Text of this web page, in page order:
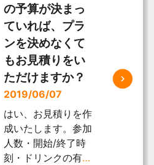
の予算が決まっ
ていれば、プラ
ンを決めなくて
もお見積りをい
ただけますか？
2019/06/07
はい、お見積りを作
成いたします。参加
人数・開始/終了時
刻・ドリンクの有…